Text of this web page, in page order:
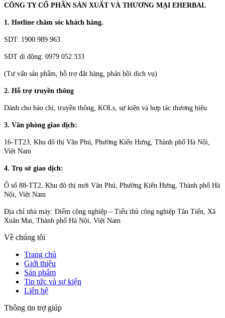
CÔNG TY CỔ PHẦN SẢN XUẤT VÀ THƯƠNG MẠI EHERBAL
1. Hotline chăm sóc khách hàng.
SDT: 1900 989 963
SDT di động: 0979 052 333
(Tư vấn sản phẩm, hỗ trợ đặt hàng, phản hồi dịch vụ)
2. Hỗ trợ truyền thông
Dành cho báo chí, truyền thông, KOLs, sự kiện và hợp tác thương hiệu
3. Văn phòng giao dịch:
16-TT23, Khu đô thị Văn Phú, Phường Kiến Hưng, Thành phố Hà Nội,
Việt Nam
4. Trụ sở giao dịch:
Ô số 88-TT2, Khu đô thị mới Văn Phú, Phường Kiến Hưng, Thành phố Hà
Nội, Việt Nam
Địa chỉ nhà máy: Điểm công nghiệp – Tiểu thủ công nghiệp Tân Tiến, Xã
Xuân Mai, Thành phố Hà Nội, Việt Nam
Về chúng tôi
Trang chủ
Giới thiệu
Sản phẩm
Tin tức và sự kiện
Liên hệ
Thông tin trợ giúp